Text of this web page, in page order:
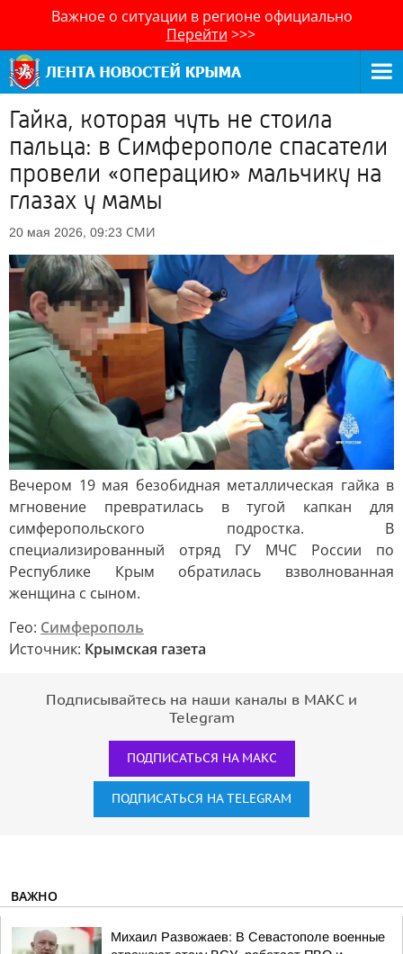
Важное о ситуации в регионе официально
Перейти >>>
Гайка, которая чуть не стоила
пальца: в Симферополе спасатели
провели «операцию» мальчику на
глазах у мамы
20 мая 2026, 09:23 СМИ
Вечером 19 мая безобидная металлическая гайка в
мгновение превратилась в тугой капкан для
симферопольского подростка. В
специализированный отряд ГУ МЧС России по
Республике Крым обратилась взволнованная
женщина с сыном.
Гео: Симферополь
Источник: Крымская газета
Подписывайтесь на наши каналы в МАКС и
Telegram
ПОДПИСАТЬСЯ НА МАКС
ПОДПИСАТЬСЯ НА TELEGRAM
ВАЖНО
Михаил Развожаев: В Севастополе военные